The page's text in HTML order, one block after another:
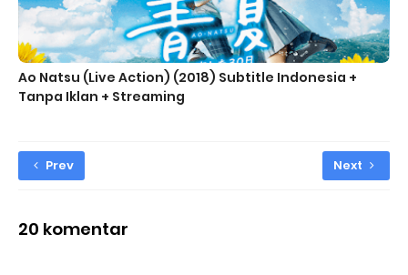
Ao Natsu (Live Action) (2018) Subtitle Indonesia +
Tanpa Iklan + Streaming
Prev Next
20 komentar